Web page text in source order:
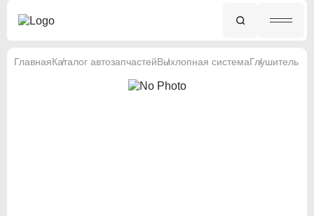
ГлавнаяКаталог автозапчастейВыхлопная системаГлушитель